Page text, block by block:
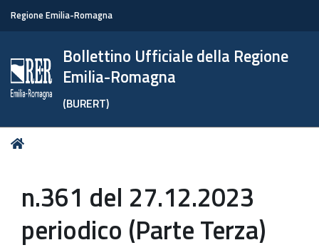
Regione Emilia-Romagna
Bollettino Ufficiale della Regione
Emilia-Romagna
(BURERT)
Tu
n.361 del 27.12.2023
periodico (Parte Terza)